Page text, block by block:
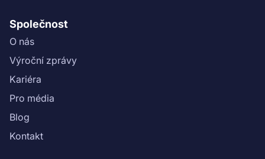
Společnost
O nás
Výroční zprávy
Kariéra
Pro média
Blog
Kontakt